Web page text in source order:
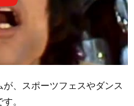
、スポーツフェスやダンス
。